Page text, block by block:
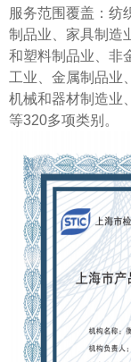
服务范围覆盖：纺
制品业、家具制造
和塑料制品业、非
工业、金属制品业
机械和器材制造业
等320多项类别。